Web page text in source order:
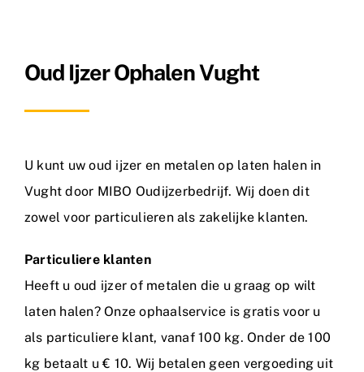
FAQ
Nieuws
Contact
Oud Ijzer Ophalen Vught
U kunt uw oud ijzer en metalen op laten halen in
Vught door MIBO Oudijzerbedrijf. Wij doen dit
zowel voor particulieren als zakelijke klanten.
Particuliere klanten
Heeft u oud ijzer of metalen die u graag op wilt
laten halen? Onze ophaalservice is gratis voor u
als particuliere klant, vanaf 100 kg. Onder de 100
kg betaalt u € 10. Wij betalen geen vergoeding uit